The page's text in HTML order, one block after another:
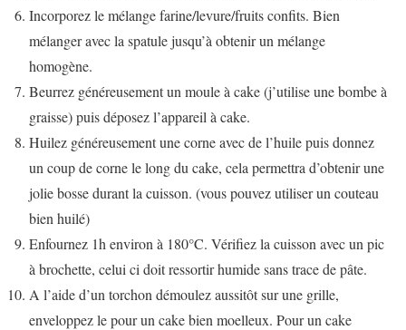
Incorporez le mélange farine/levure/fruits confits. Bien
mélanger avec la spatule jusqu’à obtenir un mélange
homogène.
Beurrez généreusement un moule à cake (j’utilise une bombe à
graisse) puis déposez l’appareil à cake.
Huilez généreusement une corne avec de l’huile puis donnez
un coup de corne le long du cake, cela permettra d’obtenir une
jolie bosse durant la cuisson. (vous pouvez utiliser un couteau
bien huilé)
Enfournez 1h environ à 180°C. Vérifiez la cuisson avec un pic
à brochette, celui ci doit ressortir humide sans trace de pâte.
A l’aide d’un torchon démoulez aussitôt sur une grille,
enveloppez le pour un cake bien moelleux. Pour un cake